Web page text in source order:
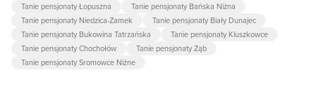
Tanie pensjonaty Łopuszna
Tanie pensjonaty Bańska Niżna
Tanie pensjonaty Niedzica-Zamek
Tanie pensjonaty Biały Dunajec
Tanie pensjonaty Bukowina Tatrzańska
Tanie pensjonaty Kluszkowce
Tanie pensjonaty Chochołów
Tanie pensjonaty Ząb
Tanie pensjonaty Sromowce Niżne